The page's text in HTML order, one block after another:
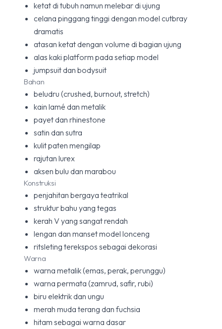
ketat di tubuh namun melebar di ujung
celana pinggang tinggi dengan model cutbray
dramatis
atasan ketat dengan volume di bagian ujung
alas kaki platform pada setiap model
jumpsuit dan bodysuit
Bahan
beludru (crushed, burnout, stretch)
kain lamé dan metalik
payet dan rhinestone
satin dan sutra
kulit paten mengilap
rajutan lurex
aksen bulu dan marabou
Konstruksi
penjahitan bergaya teatrikal
struktur bahu yang tegas
kerah V yang sangat rendah
lengan dan manset model lonceng
ritsleting terekspos sebagai dekorasi
Warna
warna metalik (emas, perak, perunggu)
warna permata (zamrud, safir, rubi)
biru elektrik dan ungu
merah muda terang dan fuchsia
hitam sebagai warna dasar